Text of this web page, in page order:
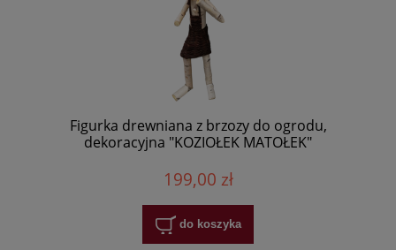
Figurka drewniana z brzozy do ogrodu,
dekoracyjna "KOZIOŁEK MATOŁEK"
199,00 zł
do koszyka